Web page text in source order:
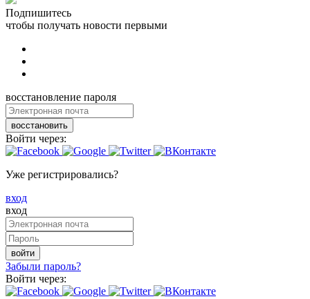
Подпишитесь
чтобы получать новости первыми
восстановление пароля
восстановить
Войти через:
Уже регистрировались?
вход
вход
войти
Забыли пароль?
Войти через: